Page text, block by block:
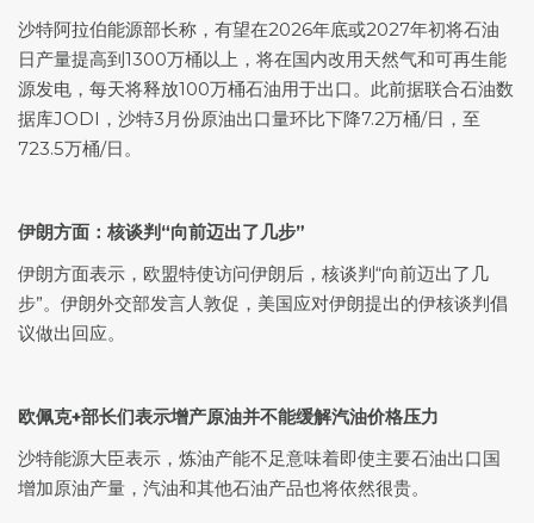
沙特阿拉伯能源部长称，有望在2026年底或2027年初将石油
日产量提高到1300万桶以上，将在国内改用天然气和可再生能
源发电，每天将释放100万桶石油用于出口。此前据联合石油数
据库JODI，沙特3月份原油出口量环比下降7.2万桶/日，至
723.5万桶/日。
伊朗方面：核谈判“向前迈出了几步”
伊朗方面表示，欧盟特使访问伊朗后，核谈判“向前迈出了几
步”。伊朗外交部发言人敦促，美国应对伊朗提出的伊核谈判倡
议做出回应。
欧佩克+部长们表示增产原油并不能缓解汽油价格压力
沙特能源大臣表示，炼油产能不足意味着即使主要石油出口国
增加原油产量，汽油和其他石油产品也将依然很贵。